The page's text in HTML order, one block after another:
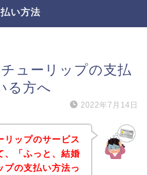
い方法
ューリップの支払
る方へ
2022年7月14日
ップのサービス
、「ふっと、結婚
の支払い方法っ